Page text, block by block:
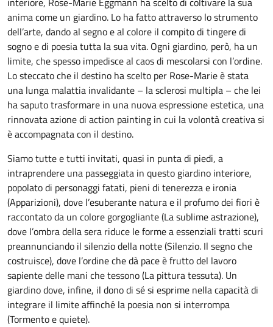
anima come un giardino. Lo ha fatto attraverso lo strumento
dell’arte, dando al segno e al colore il compito di tingere di
sogno e di poesia tutta la sua vita. Ogni giardino, però, ha un
limite, che spesso impedisce al caos di mescolarsi con l’ordine.
Lo steccato che il destino ha scelto per Rose-Marie è stata
una lunga malattia invalidante – la sclerosi multipla – che lei
ha saputo trasformare in una nuova espressione estetica, una
rinnovata azione di action painting in cui la volontà creativa si
è accompagnata con il destino.
Siamo tutte e tutti invitati, quasi in punta di piedi, a
intraprendere una passeggiata in questo giardino interiore,
popolato di personaggi fatati, pieni di tenerezza e ironia
(Apparizioni), dove l’esuberante natura e il profumo dei fiori è
raccontato da un colore gorgogliante (La sublime astrazione),
dove l’ombra della sera riduce le forme a essenziali tratti scuri
preannunciando il silenzio della notte (Silenzio. Il segno che
costruisce), dove l’ordine che dà pace è frutto del lavoro
sapiente delle mani che tessono (La pittura tessuta). Un
giardino dove, infine, il dono di sé si esprime nella capacità di
integrare il limite affinché la poesia non si interrompa
(Tormento e quiete).